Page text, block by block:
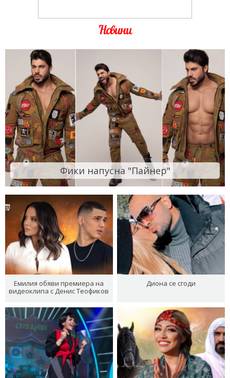
Новини
Фики напусна "Пайнер"
Емилия обяви премиера на
видеоклипа с Денис Теофиков
Диона се сгоди